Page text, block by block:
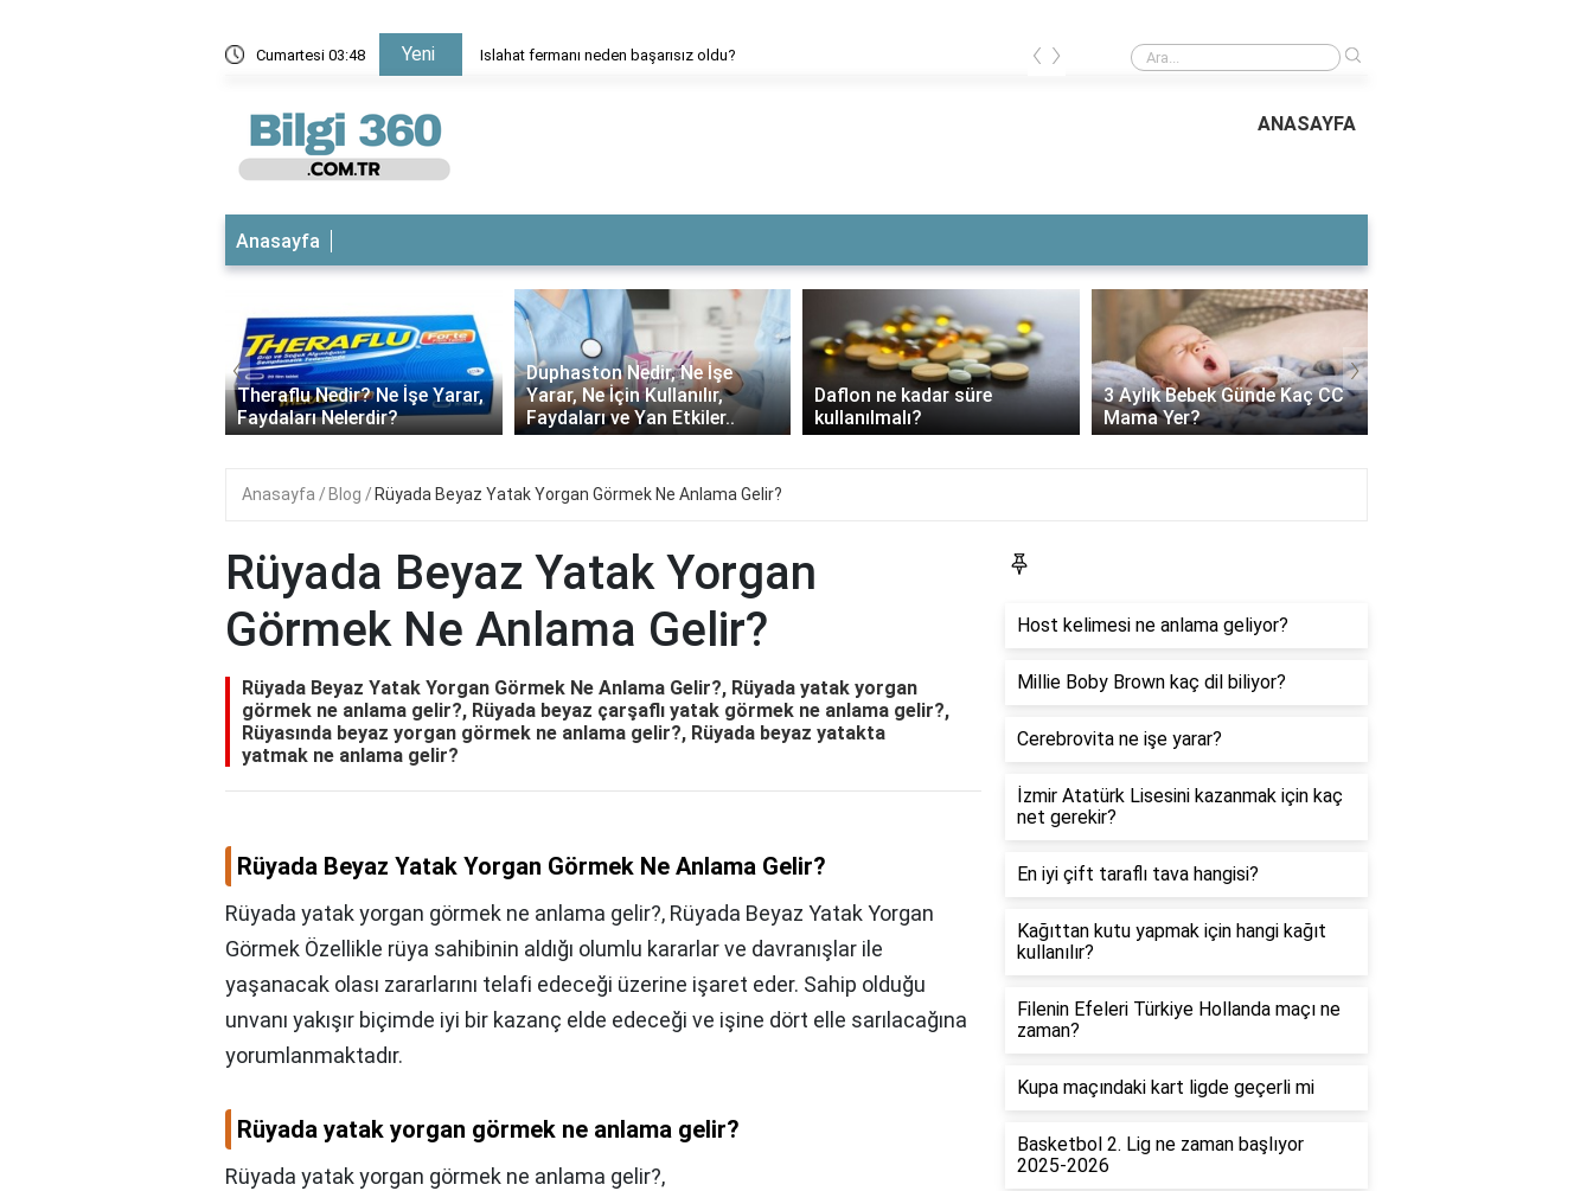
Cumartesi 03:48 Yeni Islahat fermanı neden başarısız oldu? Islahat fermanı neden başarısız oldu?
‹ ›
ANASAYFA
Anasayfa
Theraflu Nedir? Ne İşe Yarar,
Faydaları Nelerdir?
Duphaston Nedir, Ne İşe
Yarar, Ne İçin Kullanılır,
Faydaları ve Yan Etkiler..
Daflon ne kadar süre
kullanılmalı?
3 Aylık Bebek Günde Kaç CC
Mama Yer?
‹ ›
Anasayfa Blog Rüyada Beyaz Yatak Yorgan Görmek Ne Anlama Gelir?
Rüyada Beyaz Yatak Yorgan
Görmek Ne Anlama Gelir?
Rüyada Beyaz Yatak Yorgan Görmek Ne Anlama Gelir?, Rüyada yatak yorgan
görmek ne anlama gelir?, Rüyada beyaz çarşaflı yatak görmek ne anlama gelir?,
Rüyasında beyaz yorgan görmek ne anlama gelir?, Rüyada beyaz yatakta
yatmak ne anlama gelir?
Rüyada Beyaz Yatak Yorgan Görmek Ne Anlama Gelir?
Rüyada yatak yorgan görmek ne anlama gelir?, Rüyada Beyaz Yatak Yorgan
Görmek Özellikle rüya sahibinin aldığı olumlu kararlar ve davranışlar ile
yaşanacak olası zararlarını telafi edeceği üzerine işaret eder. Sahip olduğu
unvanı yakışır biçimde iyi bir kazanç elde edeceği ve işine dört elle sarılacağına
yorumlanmaktadır.
Rüyada yatak yorgan görmek ne anlama gelir?
Rüyada yatak yorgan görmek ne anlama gelir?,
Host kelimesi ne anlama geliyor?
Millie Boby Brown kaç dil biliyor?
Cerebrovita ne işe yarar?
İzmir Atatürk Lisesini kazanmak için kaç
net gerekir?
En iyi çift taraflı tava hangisi?
Kağıttan kutu yapmak için hangi kağıt
kullanılır?
Filenin Efeleri Türkiye Hollanda maçı ne
zaman?
Kupa maçındaki kart ligde geçerli mi
Basketbol 2. Lig ne zaman başlıyor
2025-2026